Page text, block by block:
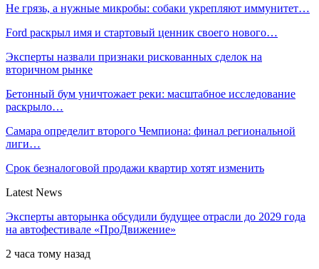
Не грязь, а нужные микробы: собаки укрепляют иммунитет…
Ford раскрыл имя и стартовый ценник своего нового…
Эксперты назвали признаки рискованных сделок на
вторичном рынке
Бетонный бум уничтожает реки: масштабное исследование
раскрыло…
Самара определит второго Чемпиона: финал региональной
лиги…
Срок безналоговой продажи квартир хотят изменить
Latest News
Эксперты авторынка обсудили будущее отрасли до 2029 года
на автофестивале «ПроДвижение»
2 часа тому назад